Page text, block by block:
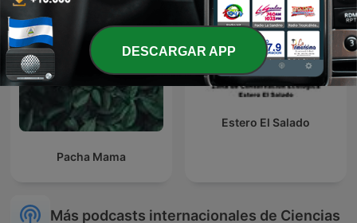
Pacha Mama
Estero El Salado
Más podcasts internacionales de Ciencias
DESCARGAR APP